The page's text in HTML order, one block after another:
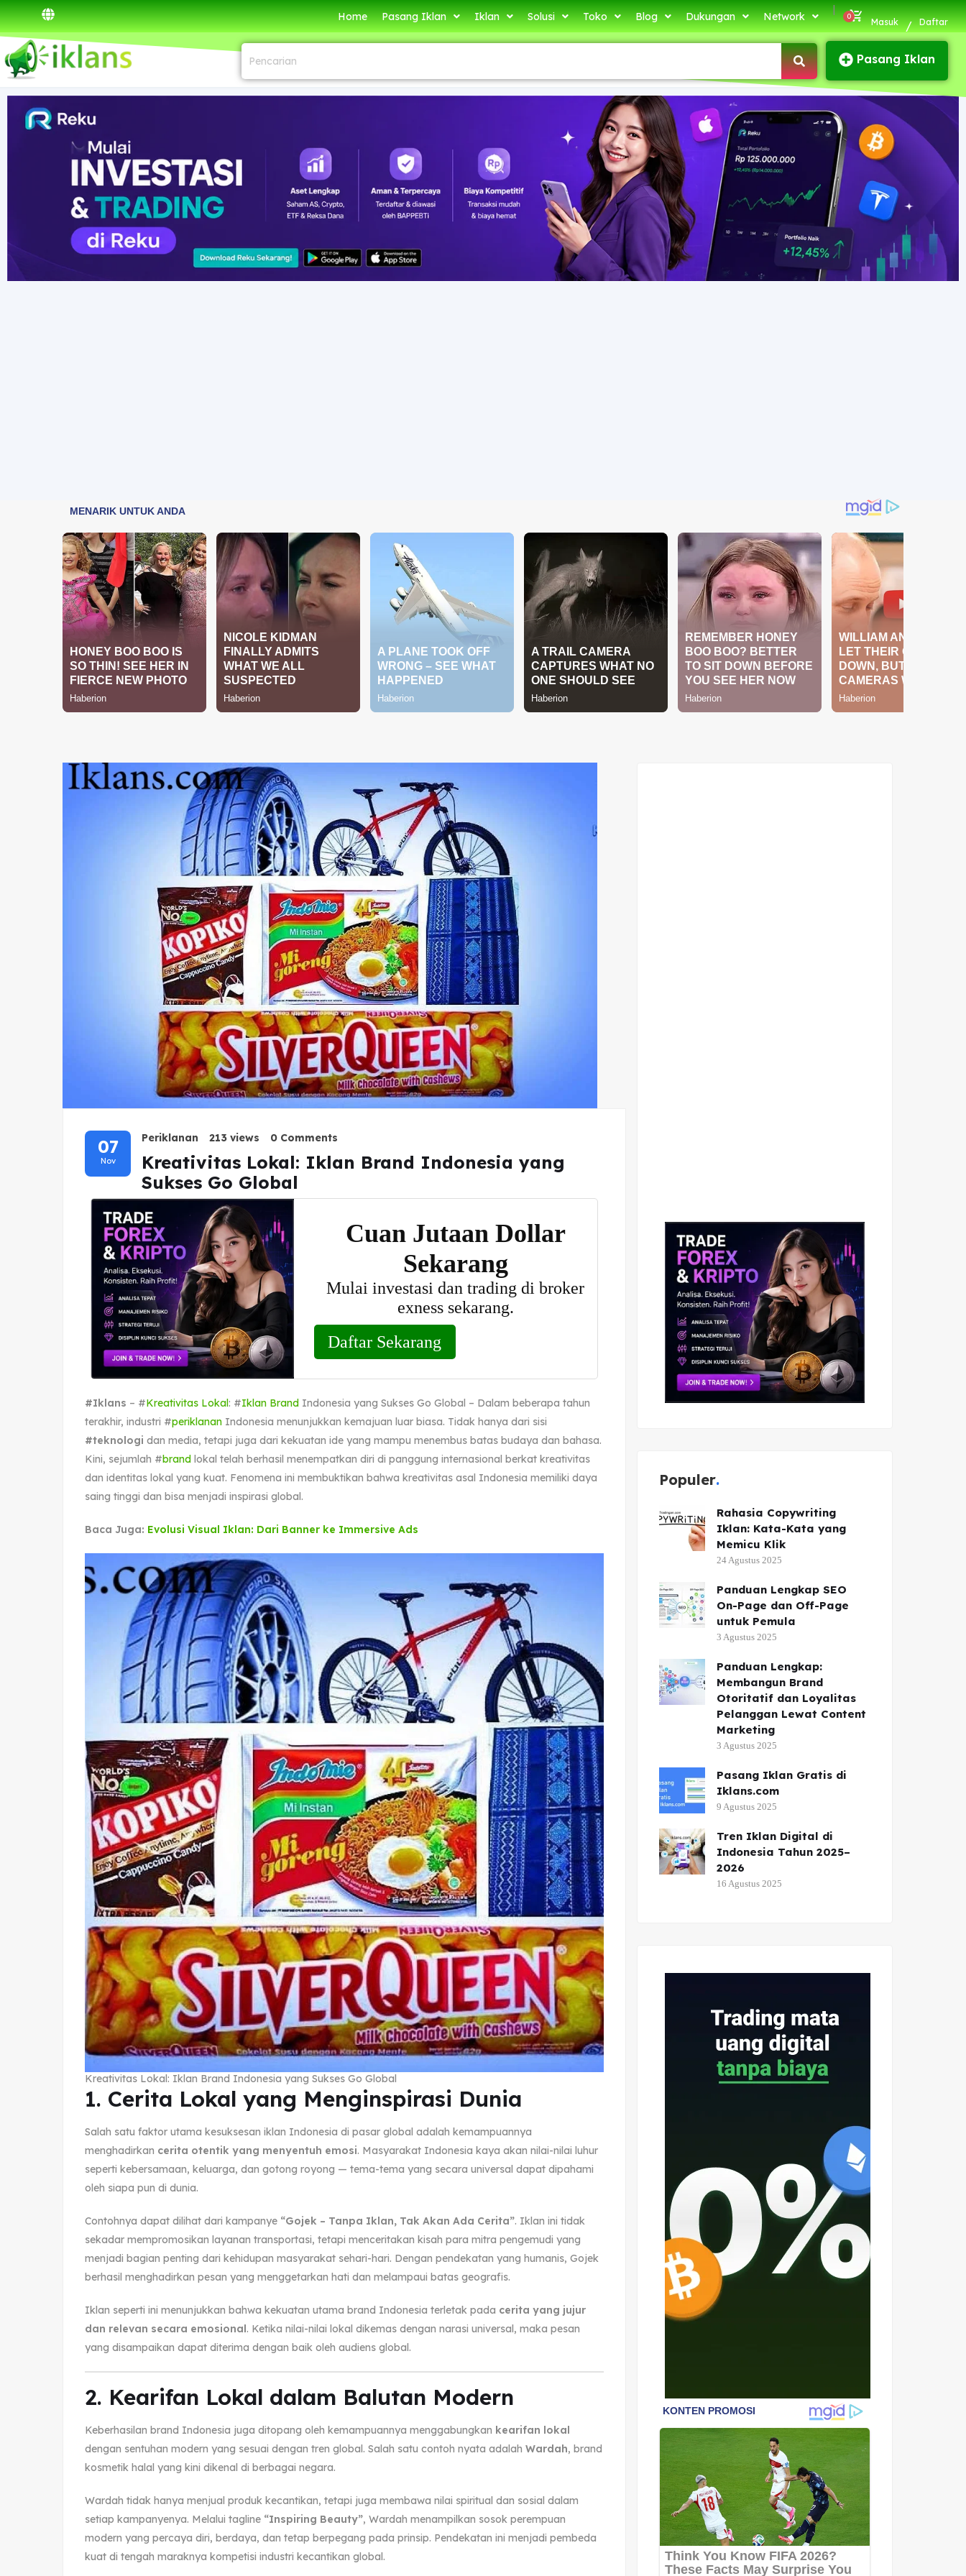
Home Pasang Iklan Iklan Solusi Toko Blog Dukungan Network
|
Masuk / Daftar
Pasang Iklan
07
Nov
Periklanan 213 views 0 Comments
Kreativitas Lokal: Iklan Brand Indonesia yang
Sukses Go Global
#Iklans – #Kreativitas Lokal: #Iklan Brand Indonesia yang Sukses Go Global – Dalam beberapa tahun
terakhir, industri #periklanan Indonesia menunjukkan kemajuan luar biasa. Tidak hanya dari sisi
#teknologi dan media, tetapi juga dari kekuatan ide yang mampu menembus batas budaya dan bahasa.
Kini, sejumlah #brand lokal telah berhasil menempatkan diri di panggung internasional berkat kreativitas
dan identitas lokal yang kuat. Fenomena ini membuktikan bahwa kreativitas asal Indonesia memiliki daya
saing tinggi dan bisa menjadi inspirasi global.
Baca Juga: Evolusi Visual Iklan: Dari Banner ke Immersive Ads
Kreativitas Lokal: Iklan Brand Indonesia yang Sukses Go Global
1. Cerita Lokal yang Menginspirasi Dunia
Salah satu faktor utama kesuksesan iklan Indonesia di pasar global adalah kemampuannya
menghadirkan cerita otentik yang menyentuh emosi. Masyarakat Indonesia kaya akan nilai-nilai luhur
seperti kebersamaan, keluarga, dan gotong royong — tema-tema yang secara universal dapat dipahami
oleh siapa pun di dunia.
Contohnya dapat dilihat dari kampanye “Gojek – Tanpa Iklan, Tak Akan Ada Cerita”. Iklan ini tidak
sekadar mempromosikan layanan transportasi, tetapi menceritakan kisah para mitra pengemudi yang
menjadi bagian penting dari kehidupan masyarakat sehari-hari. Dengan pendekatan yang humanis, Gojek
berhasil menghadirkan pesan yang menggetarkan hati dan melampaui batas geografis.
Iklan seperti ini menunjukkan bahwa kekuatan utama brand Indonesia terletak pada cerita yang jujur
dan relevan secara emosional. Ketika nilai-nilai lokal dikemas dengan narasi universal, maka pesan
yang disampaikan dapat diterima dengan baik oleh audiens global.
2. Kearifan Lokal dalam Balutan Modern
Keberhasilan brand Indonesia juga ditopang oleh kemampuannya menggabungkan kearifan lokal
dengan sentuhan modern yang sesuai dengan tren global. Salah satu contoh nyata adalah Wardah, brand
kosmetik halal yang kini dikenal di berbagai negara.
Wardah tidak hanya menjual produk kecantikan, tetapi juga membawa nilai spiritual dan sosial dalam
setiap kampanyenya. Melalui tagline “Inspiring Beauty”, Wardah menampilkan sosok perempuan
modern yang percaya diri, berdaya, dan tetap berpegang pada prinsip. Pendekatan ini menjadi pembeda
kuat di tengah maraknya kompetisi industri kecantikan global.
Populer
Rahasia Copywriting
Iklan: Kata-Kata yang
Memicu Klik
24 Agustus 2025
Panduan Lengkap SEO
On-Page dan Off-Page
untuk Pemula
3 Agustus 2025
Panduan Lengkap:
Membangun Brand
Otoritatif dan Loyalitas
Pelanggan Lewat Content
Marketing
3 Agustus 2025
Pasang Iklan Gratis di
Iklans.com
9 Agustus 2025
Tren Iklan Digital di
Indonesia Tahun 2025–
2026
16 Agustus 2025